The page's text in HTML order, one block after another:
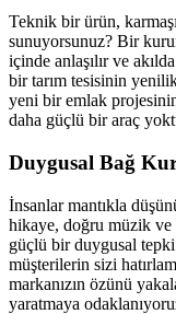
Teknik bir ürün,
sunuyorsunuz? Bir
içinde anlaşılır ve
bir tarım tesisinin
yeni bir emlak
daha güçlü bir araç
Duygusal Bağ
İnsanlar mantıkla
hikaye, doğru müzik
güçlü bir duygusal tepki
müşterilerin sizi
markanızın özünü
yaratmaya